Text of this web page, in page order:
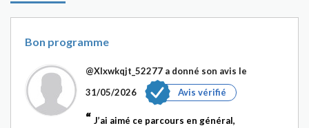
Bon programme
@Xlxwkqjt_52277 a donné son avis le
31/05/2026
Avis vérifié
J’ai aimé ce parcours en général,